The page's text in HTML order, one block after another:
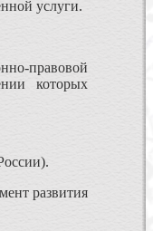
услуги.
правовой
которых
развития